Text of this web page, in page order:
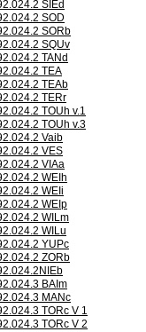
SIEd
SOD
SORb
SQUv
TANd
TEA
TEAb
TERr
TOUh v.1
TOUh v.3
Vaib
VES
VIAa
WEIh
WEIi
WEIp
WILm
WILu
YUPc
ZORb
BAIm
MANc
TORc V 1
TORc V 2